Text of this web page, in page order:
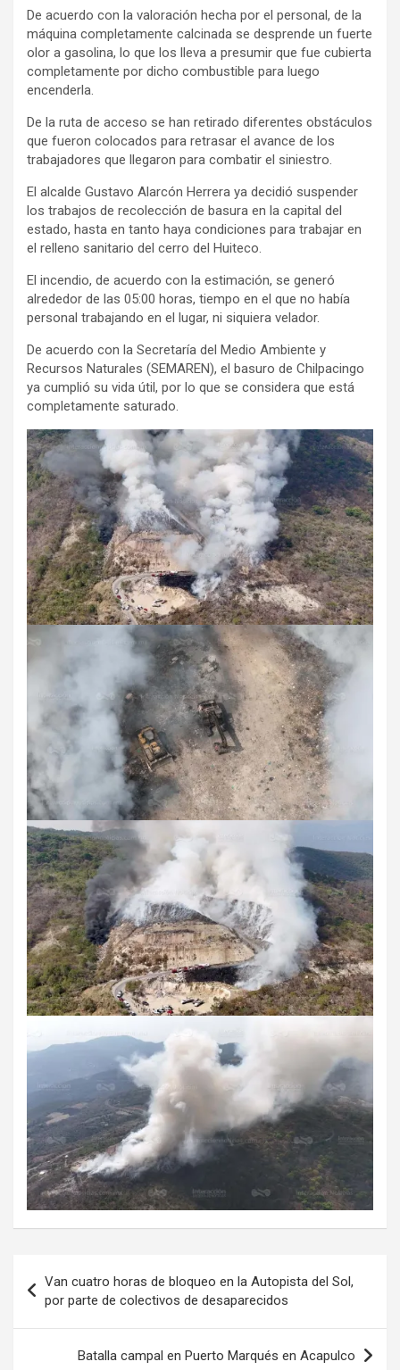
De acuerdo con la valoración hecha por el personal, de la
máquina completamente calcinada se desprende un fuerte
olor a gasolina, lo que los lleva a presumir que fue cubierta
completamente por dicho combustible para luego
encenderla.
De la ruta de acceso se han retirado diferentes obstáculos
que fueron colocados para retrasar el avance de los
trabajadores que llegaron para combatir el siniestro.
El alcalde Gustavo Alarcón Herrera ya decidió suspender
los trabajos de recolección de basura en la capital del
estado, hasta en tanto haya condiciones para trabajar en
el relleno sanitario del cerro del Huiteco.
El incendio, de acuerdo con la estimación, se generó
alrededor de las 05:00 horas, tiempo en el que no había
personal trabajando en el lugar, ni siquiera velador.
De acuerdo con la Secretaría del Medio Ambiente y
Recursos Naturales (SEMAREN), el basuro de Chilpacingo
ya cumplió su vida útil, por lo que se considera que está
completamente saturado.
de
entradas
Van cuatro horas de bloqueo en la Autopista del Sol,
por parte de colectivos de desaparecidos
Batalla campal en Puerto Marqués en Acapulco